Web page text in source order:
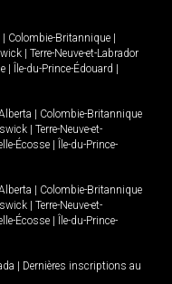
| Colombie-Britannique |
| Terre-Neuve-et-Labrador
| Île-du-Prince-Édouard |
| Colombie-Britannique
| Terre-Neuve-et-
Écosse | Île-du-Prince-
| Colombie-Britannique
| Terre-Neuve-et-
Écosse | Île-du-Prince-
| Dernières inscriptions au